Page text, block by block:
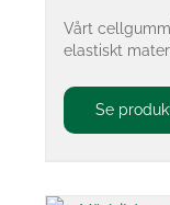
Vårt
elastiskt
Se